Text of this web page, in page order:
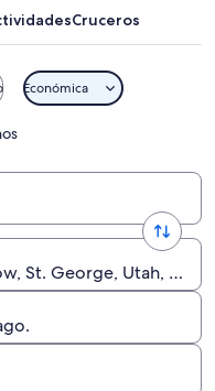
Cruceros
Económica
St. George, Utah,